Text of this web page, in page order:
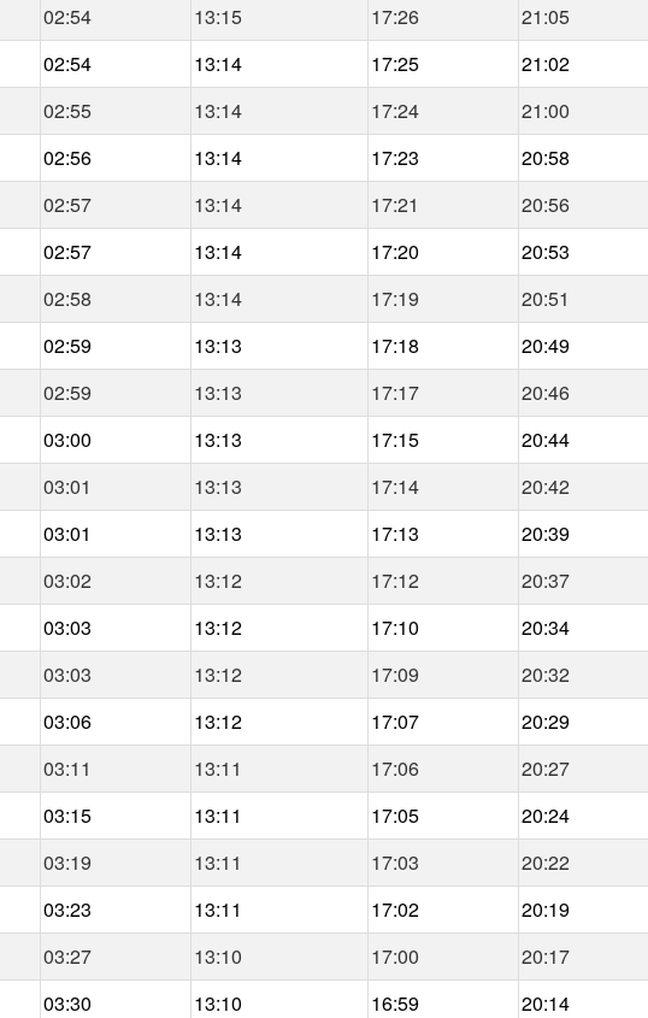
02:54 13:15 17:26 21:05
02:54 13:14 17:25 21:02
02:55 13:14 17:24 21:00
02:56 13:14 17:23 20:58
02:57 13:14 17:21 20:56
02:57 13:14 17:20 20:53
02:58 13:14 17:19 20:51
02:59 13:13 17:18 20:49
02:59 13:13 17:17 20:46
03:00 13:13 17:15 20:44
03:01 13:13 17:14 20:42
03:01 13:13 17:13 20:39
03:02 13:12 17:12 20:37
03:03 13:12 17:10 20:34
03:03 13:12 17:09 20:32
03:06 13:12 17:07 20:29
03:11 13:11 17:06 20:27
03:15 13:11 17:05 20:24
03:19 13:11 17:03 20:22
03:23 13:11 17:02 20:19
03:27 13:10 17:00 20:17
03:30 13:10 16:59 20:14